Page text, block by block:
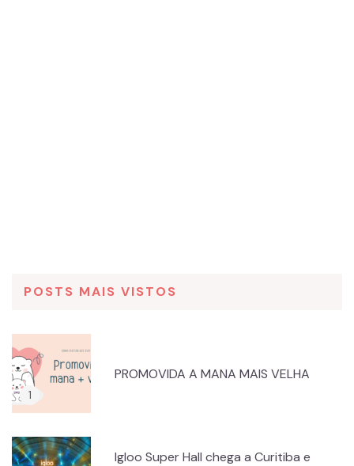
POSTS MAIS VISTOS
PROMOVIDA A MANA MAIS VELHA
Igloo Super Hall chega a Curitiba e